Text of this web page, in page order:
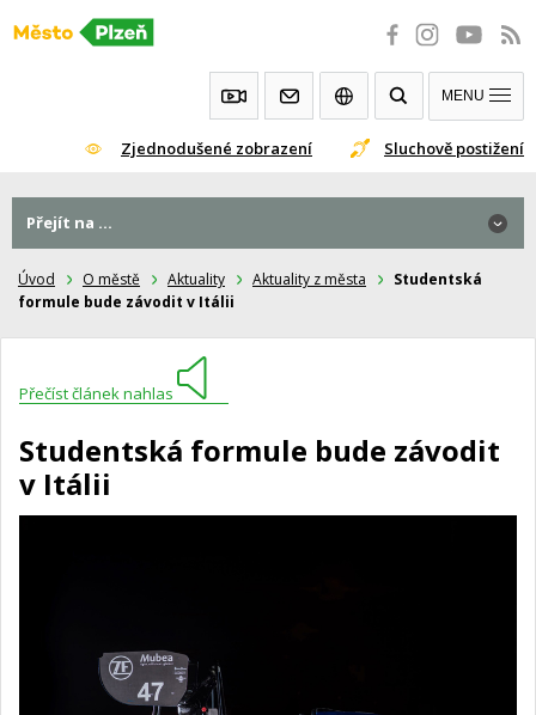
Přeskočit
Zjednodušené zobrazení Sluchově postižení
MENU
Úvod O městě Aktuality Aktuality z města
Studentská
formule bude závodit v Itálii
Přečíst článek nahlas
Studentská formule bude závodit
v Itálii
Přejít na ...